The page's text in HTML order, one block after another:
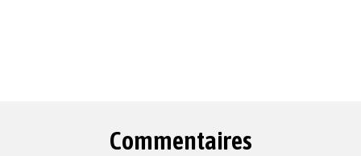
Commentaires